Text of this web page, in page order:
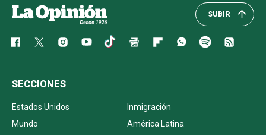
SUBIR
SECCIONES
Estados Unidos
Inmigración
Mundo
América Latina